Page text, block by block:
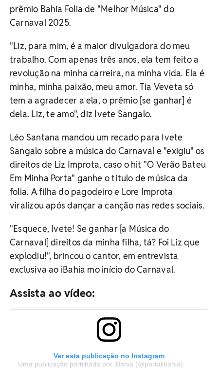
prêmio Bahia Folia de "Melhor Música" do
Carnaval 2025.
"Liz, para mim, é a maior divulgadora do meu
trabalho. Com apenas três anos, ela tem feito a
revolução na minha carreira, na minha vida. Ela é
minha, minha paixão, meu amor. Tia Veveta só
tem a agradecer a ela, o prêmio [se ganhar] é
dela. Liz, te amo", diz Ivete Sangalo.
Léo Santana mandou um recado para Ivete
Sangalo sobre a música do Carnaval e "exigiu" os
direitos de Liz Improta, caso o hit "O Verão Bateu
Em Minha Porta" ganhe o título de música da
folia. A filha do pagodeiro e Lore Improta
viralizou após dançar a canção nas redes sociais.
"Esquece, Ivete! Se ganhar [a Música do
Carnaval] direitos da minha filha, tá? Foi Liz que
explodiu!", brincou o cantor, em entrevista
exclusiva ao iBahia mo início do Carnaval.
Assista ao vídeo:
Ver esta publicação no Instagram
Uma publicação partilhada por iBahia (@portalibahia)